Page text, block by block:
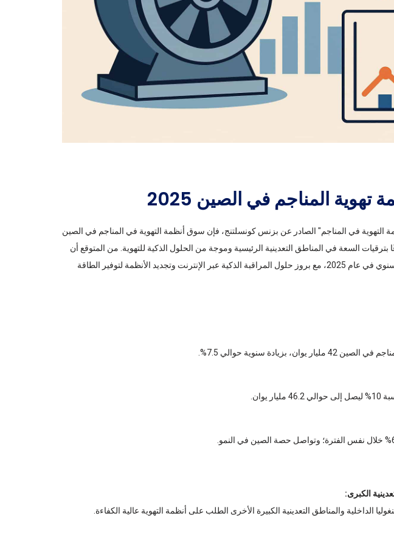
المناجم في الصين 2025
التهوية في المناجم" الصادر عن بزنس كونسلتنج، فإن سوق أنظمة التهوية في المناجم في الصين
قويًا في عام 2024، مدفوعًا بترقيات السعة في المناطق التعدينية الرئيسية وموجة من الحلول الذكية للتهوية. من المتوقع أن
ينمو السوق بنسبة 10% على أساس سنوي في عام 2025، مع بروز حلول المراقبة الذكية عبر الإنترنت وتجديد الأنظمة لتوفير الطاقة
بزيادة سنوية حوالي 7.5%.
يوان.
الكبرى:
الداخلية والمناطق التعدينية الكبيرة الأخرى الطلب على أنظمة التهوية عالية الكفاءة.